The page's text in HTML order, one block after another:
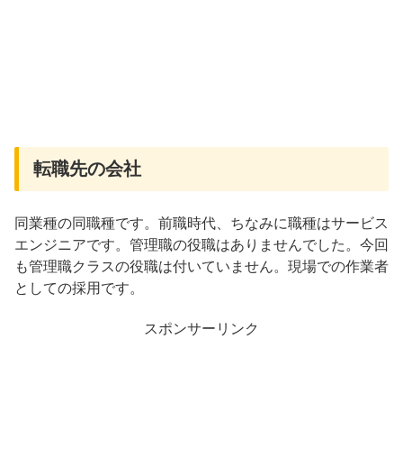
転職先の会社
同業種の同職種です。前職時代、ちなみに職種はサービス
エンジニアです。管理職の役職はありませんでした。今回
も管理職クラスの役職は付いていません。現場での作業者
としての採用です。
スポンサーリンク